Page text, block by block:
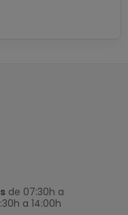
de 07:30h a
a 14:00h